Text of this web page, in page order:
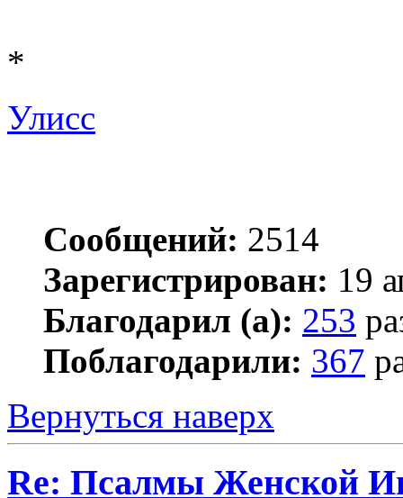
*
Улисс
Сообщений: 2514
Зарегистрирован: 19
Благодарил (а): 253
Поблагодарили: 367
Вернуться наверх
Re: Псалмы Женской